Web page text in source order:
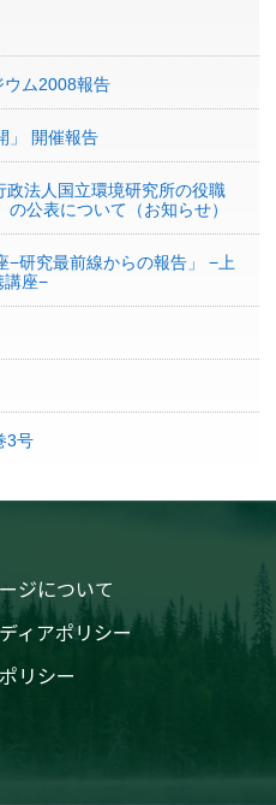
ウム2008報告
」 開催報告
政法人国立環境研究所の役職
公表について（お知らせ）
−研究最前線からの報告」 −上
講座−
3号
ジについて
ィアポリシー
リシー